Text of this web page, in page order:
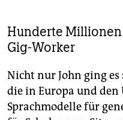
Hunderte
Gig-Worker
Nicht nur John ging es
die in Europa und den
Sprachmodelle für